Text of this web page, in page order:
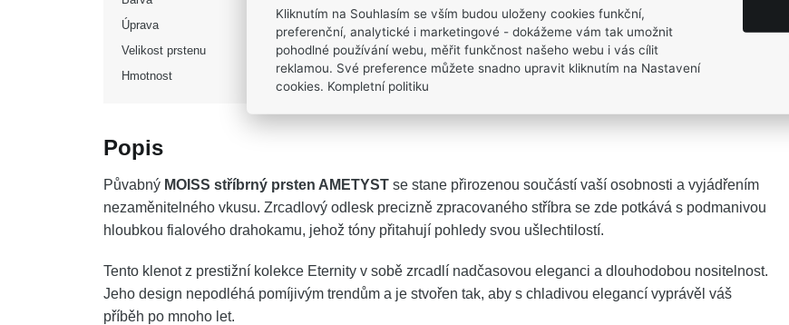
Úprava
Lesk, Rhodium
Velikost prstenu
52
Hmotnost
2,4 g
Popis
Půvabný MOISS stříbrný prsten AMETYST se stane přirozenou součástí vaší osobnosti a vyjádřením
nezaměnitelného vkusu. Zrcadlový odlesk precizně zpracovaného stříbra se zde potkává s podmanivou
hloubkou fialového drahokamu, jehož tóny přitahují pohledy svou ušlechtilostí.
Tento klenot z prestižní kolekce Eternity v sobě zrcadlí nadčasovou eleganci a dlouhodobou nositelnost.
Jeho design nepodléhá pomíjivým trendům a je stvořen tak, aby s chladivou elegancí vyprávěl váš
příběh po mnoho let.
Kliknutím na Souhlasím se vším budou uloženy cookies funkční,
preferenční, analytické i marketingové - dokážeme vám tak umožnit
pohodlné používání webu, měřit funkčnost našeho webu i vás cílit
reklamou. Své preference můžete snadno upravit kliknutím na Nastavení
cookies. Kompletní politiku